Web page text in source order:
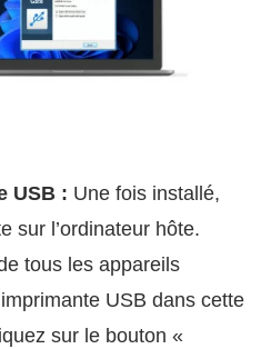
USB : Une fois installé,
sur l’ordinateur hôte.
tous les appareils
USB dans cette
sur le bouton «